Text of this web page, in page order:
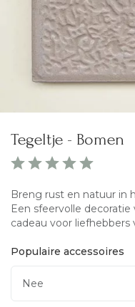
Tegeltje - Bomen
Breng rust en natuur in
Een sfeervolle
cadeau voor
Populaire accessoires